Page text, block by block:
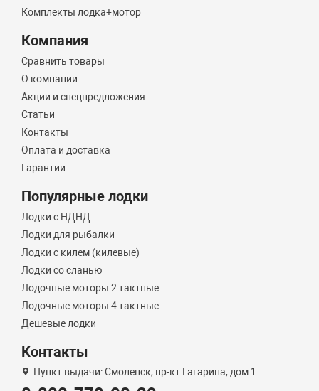
Комплекты лодка+мотор
Компания
Сравнить товары
О компании
Акции и спецпредложения
Статьи
Контакты
Оплата и доставка
Гарантии
Популярные лодки
Лодки с НДНД
Лодки для рыбалки
Лодки с килем (килевые)
Лодки со сланью
Лодочные моторы 2 тактные
Лодочные моторы 4 тактные
Дешевые лодки
Контакты
Пункт выдачи: Смоленск, пр-кт Гагарина, дом 1